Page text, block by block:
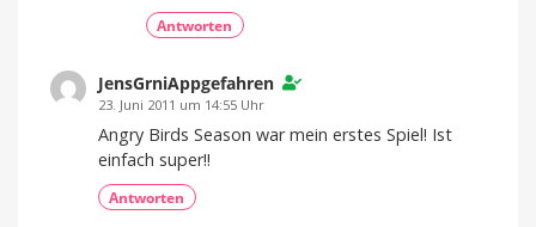
Antworten
JensGrniAppgefahren
23. Juni 2011 um 14:55 Uhr
Angry Birds Season war mein erstes Spiel! Ist
einfach super!!
Antworten